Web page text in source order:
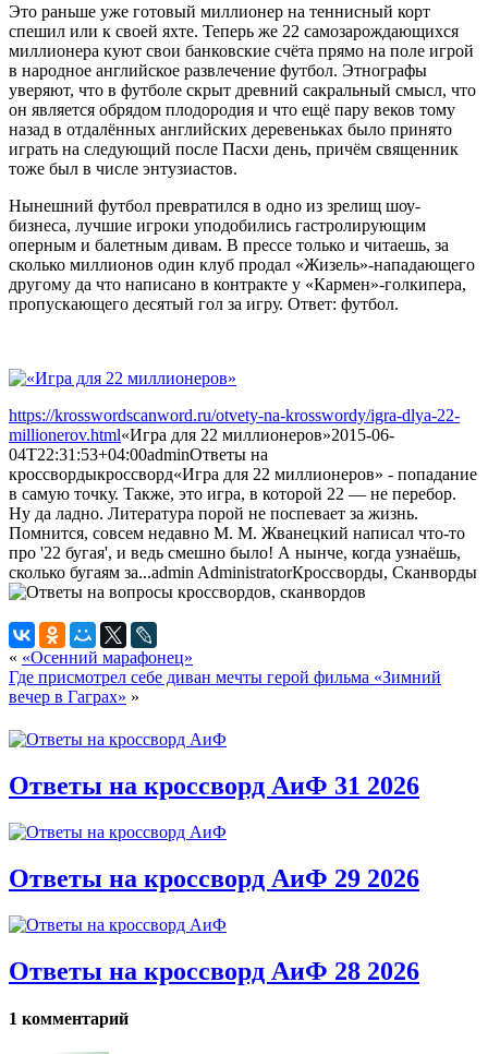
Это раньше уже готовый миллионер на теннисный корт
спешил или к своей яхте. Теперь же 22 самозарождающихся
миллионера куют свои банковские счёта прямо на поле игрой
в народное английское развлечение футбол. Этнографы
уверяют, что в футболе скрыт древний сакральный смысл, что
он является обрядом плодородия и что ещё пару веков тому
назад в отдалённых английских деревеньках было принято
играть на следующий после Пасхи день, причём священник
тоже был в числе энтузиастов.
Нынешний футбол превратился в одно из зрелищ шоу-
бизнеса, лучшие игроки уподобились гастролирующим
оперным и балетным дивам. В прессе только и читаешь, за
сколько миллионов один клуб продал «Жизель»-нападающего
другому да что написано в контракте у «Кармен»-голкипера,
пропускающего десятый гол за игру. Ответ: футбол.
https://krosswordscanword.ru/otvety-na-krosswordy/igra-dlya-22-
millionerov.html«Игра для 22 миллионеров»2015-06-
04T22:31:53+04:00adminОтветы на
кроссвордыкроссворд«Игра для 22 миллионеров» - попадание
в самую точку. Также, это игра, в которой 22 — не перебор.
Ну да ладно. Литература порой не поспевает за жизнь.
Помнится, совсем недавно М. М. Жванецкий написал что-то
про '22 бугая', и ведь смешно было! А нынче, когда узнаёшь,
сколько бугаям за...admin AdministratorКроссворды, Сканворды
« «Осенний марафонец»
Где присмотрел себе диван мечты герой фильма «Зимний
вечер в Гаграх» »
Ответы на кроссворд АиФ 31 2026
Ответы на кроссворд АиФ 29 2026
Ответы на кроссворд АиФ 28 2026
1 комментарий